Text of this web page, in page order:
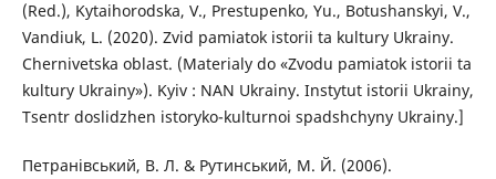
(Red.), Kytaihorodska, V., Prestupenko, Yu., Botushanskyi, V.,
Vandiuk, L. (2020). Zvid pamiatok istorii ta kultury Ukrainy.
Chernivetska oblast. (Materialy do «Zvodu pamiatok istorii ta
kultury Ukrainy»). Kyiv : NAN Ukrainy. Instytut istorii Ukrainy,
Tsentr doslidzhen istoryko-kulturnoi spadshchyny Ukrainy.]
Петранівський, В. Л. & Рутинський, М. Й. (2006).